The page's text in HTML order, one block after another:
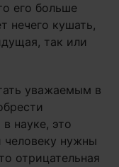
его больше
нечего кушать,
так или
уважаемым в
науке, это
человеку нужны
отрицательная